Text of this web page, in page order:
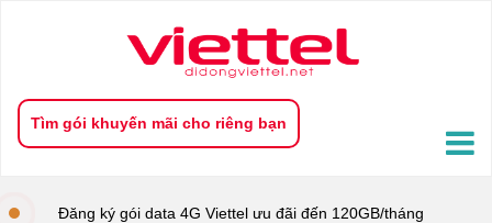
NÓNG: Khuyến mãi 20% - 50% thẻ nạp Viettel tháng 11 2023
Tìm gói khuyến mãi cho riêng bạn
Đăng ký gói data 4G Viettel ưu đãi đến 120GB/tháng